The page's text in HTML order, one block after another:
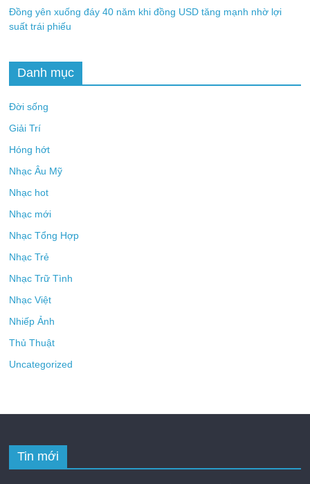
Đồng yên xuống đáy 40 năm khi đồng USD tăng mạnh nhờ lợi
suất trái phiếu
Danh mục
Đời sống
Giải Trí
Hóng hớt
Nhạc Âu Mỹ
Nhạc hot
Nhạc mới
Nhạc Tổng Hợp
Nhạc Trẻ
Nhạc Trữ Tình
Nhạc Việt
Nhiếp Ảnh
Thủ Thuật
Uncategorized
Tin mới